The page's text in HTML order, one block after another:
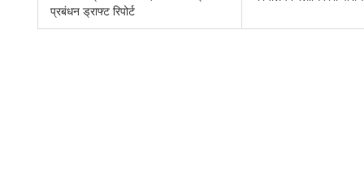
प्रबंधन ड्राफ्ट रिपोर्ट